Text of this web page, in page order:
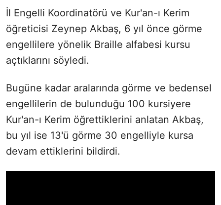
İl Engelli Koordinatörü ve Kur'an-ı Kerim
öğreticisi Zeynep Akbaş, 6 yıl önce görme
engellilere yönelik Braille alfabesi kursu
açtıklarını söyledi.
Bugüne kadar aralarında görme ve bedensel
engellilerin de bulunduğu 100 kursiyere
Kur'an-ı Kerim öğrettiklerini anlatan Akbaş,
bu yıl ise 13'ü görme 30 engelliyle kursa
devam ettiklerini bildirdi.